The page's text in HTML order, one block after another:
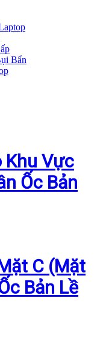
Bẩn
Khu Vực
Ốc Bản
C (Mặt
Bản Lề